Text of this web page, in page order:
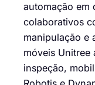
automação em
colaborativos
manipulação e
móveis Unitree
inspeção,